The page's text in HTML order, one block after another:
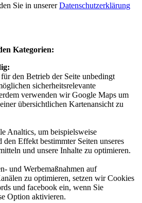
Sie in unsererDatenschutzerklärung
Kategorien:
den Betrieb der Seite unbedingt
sicherheitsrelevante
verwenden wir Google Maps um
übersichtlichen Kartenansicht zu
Analtics, um beispielsweise
den Effekt bestimmter Seiten unseres
und unsere Inhalte zu optimieren.
und Werbemaßnahmen auf
zu optimieren, setzen wir Cookies
und facebook ein, wenn Sie
Option aktivieren.